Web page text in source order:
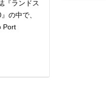
『ランドス
の中で、
Port